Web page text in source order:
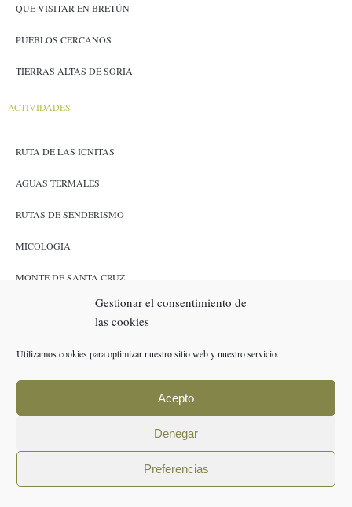
Gestionar el consentimiento de
las cookies
Utilizamos cookies para optimizar nuestro sitio web y nuestro servicio.
Acepto
Denegar
Preferencias
QUE VISITAR EN BRETÚN
PUEBLOS CERCANOS
TIERRAS ALTAS DE SORIA
ACTIVIDADES
RUTA DE LAS ICNITAS
AGUAS TERMALES
RUTAS DE SENDERISMO
MICOLOGÍA
MONTE DE SANTA CRUZ
POLÍTICA DE COOKIES (UE)
AVISO LEGAL
POLÍTICA DE PRIVACIDAD